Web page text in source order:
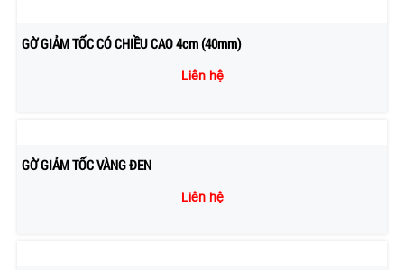
GỜ GIẢM TỐC CÓ CHIỀU CAO 4cm (40mm)
Liên hệ
GỜ GIẢM TỐC VÀNG ĐEN
Liên hệ